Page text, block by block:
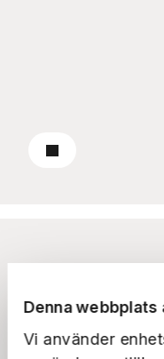
Denna webbplats
Vi använder
Till pressrummet